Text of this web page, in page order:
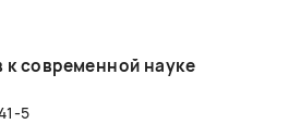
современной науке
5